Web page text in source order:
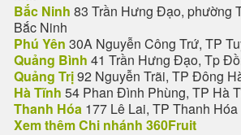
Bắc Ninh 83 Trần Hưng Đạo, phường
Bắc Ninh
Phú Yên 30A Nguyễn Công Trứ, TP
Quảng Bình 41 Trần Hưng Đạo, Tp
Quảng Trị92 Nguyễn Trãi, TP Đông
Hà Tĩnh 54 Phan Đình Phùng, TP Hà
Thanh Hóa 177 Lê Lai, TP Thanh Hóa
Xem thêm Chi nhánh 360Fruit